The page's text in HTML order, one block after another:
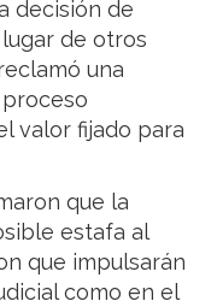
decisión de
de otros
una
valor fijado para
que la
estafa al
que impulsarán
como en el